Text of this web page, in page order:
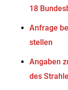
18
Anfrage
stellen
Angaben
des